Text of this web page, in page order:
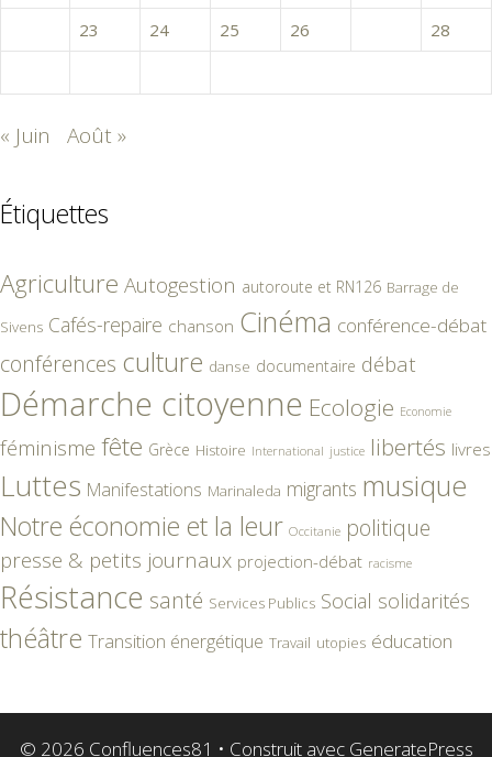
23 24 25 26
28
« Juin Août »
Étiquettes
Agriculture Autogestion autoroute et RN126 Barrage de
Sivens Cafés-repaire chanson Cinéma conférence-débat
conférences culture danse documentaire débat
Démarche citoyenne Ecologie Economie
féminisme fête Grèce Histoire International justice libertés livres
Luttes Manifestations Marinaleda migrants musique
Notre économie et la leur Occitanie politique
presse & petits journaux projection-débat racisme
Résistance santé Services Publics Social solidarités
théâtre Transition énergétique Travail utopies éducation
© 2026 Confluences81 • Construit avec GeneratePress